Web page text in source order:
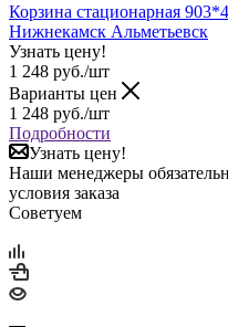
Корзина стационарная
Нижнекамск Альметьевск
Узнать цену!
1 248 руб./шт
Варианты цен
1 248 руб./шт
Подробности
Узнать цену!
Наши менеджеры
условия заказа
Советуем